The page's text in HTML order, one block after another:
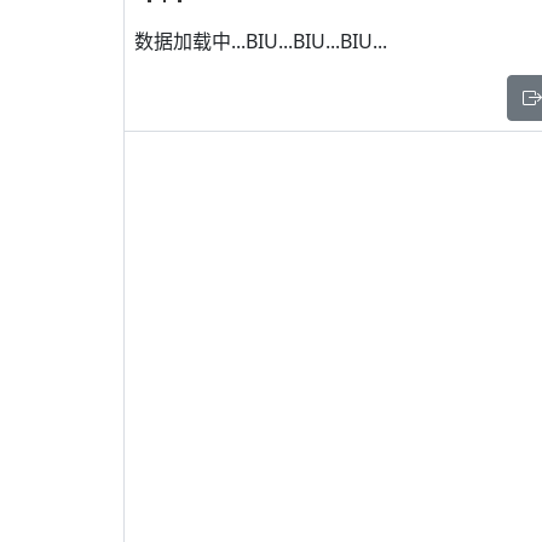
数据加载中...BIU...BIU...BIU...